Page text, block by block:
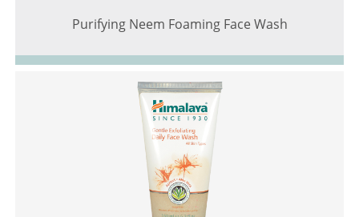
Purifying Neem Foaming Face Wash